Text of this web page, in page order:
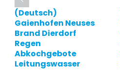
(Deutsch)
Gaienhofen Neuses
Brand Dierdorf
Regen
Abkochgebote
Leitungswasser